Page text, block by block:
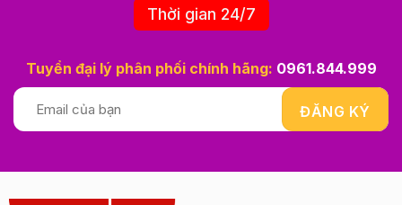
Thời gian 24/7
Tuyển đại lý phân phối chính hãng: 0961.844.999